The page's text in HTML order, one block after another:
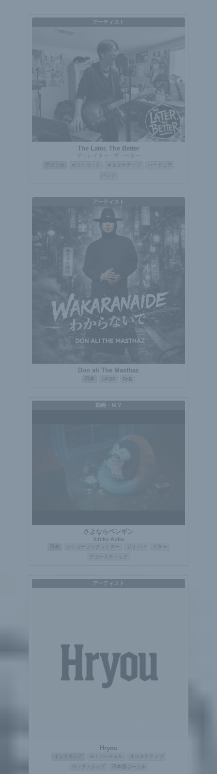
アーティスト
The Later, The Better
ザ・レイター・ザ・ベター
アメリカ ポストロック オルタナティブ
ハードコア
パンク
アーティスト
Don ali The Masthaz
J-POP RnB
動画・ＭＶ
さよならペンギン
Ichiko Aoba
シンガーソングライター ボサノバ
ギター
アコースティック
アーティスト
Hryou
インドネシア AI / バーチャル
オルタナティブ
ロック / ポップ
日本語ボーカル